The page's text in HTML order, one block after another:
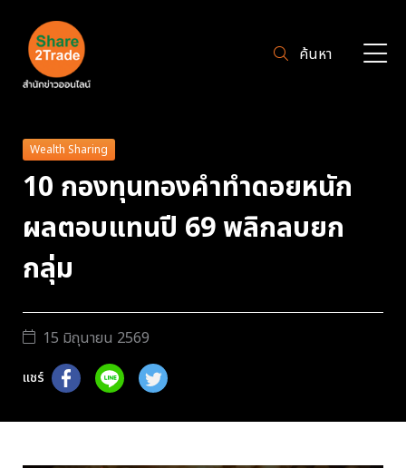
ค้นหา
Wealth Sharing
10 กองทุนทองคำทำดอยหนัก
ผลตอบแทนปี 69 พลิกลบยก
กลุ่ม
15 มิถุนายน 2569
แชร์